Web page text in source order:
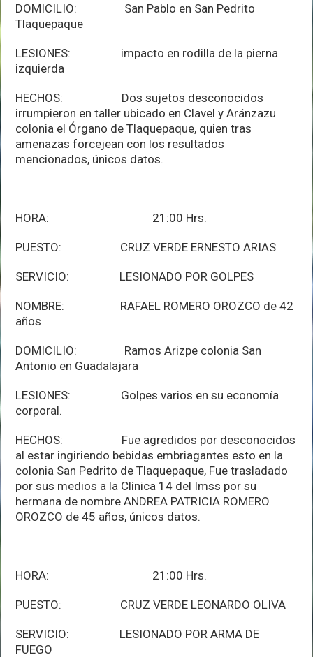
DOMICILIO: San Pablo en San Pedrito
Tlaquepaque
LESIONES: impacto en rodilla de la pierna
izquierda
HECHOS: Dos sujetos desconocidos
irrumpieron en taller ubicado en Clavel y Aránzazu
colonia el Órgano de Tlaquepaque, quien tras
amenazas forcejean con los resultados
mencionados, únicos datos.
HORA: 21:00 Hrs.
PUESTO: CRUZ VERDE ERNESTO ARIAS
SERVICIO: LESIONADO POR GOLPES
NOMBRE: RAFAEL ROMERO OROZCO de 42
años
DOMICILIO: Ramos Arizpe colonia San
Antonio en Guadalajara
LESIONES: Golpes varios en su economía
corporal.
HECHOS: Fue agredidos por desconocidos
al estar ingiriendo bebidas embriagantes esto en la
colonia San Pedrito de Tlaquepaque, Fue trasladado
por sus medios a la Clínica 14 del Imss por su
hermana de nombre ANDREA PATRICIA ROMERO
OROZCO de 45 años, únicos datos.
HORA: 21:00 Hrs.
PUESTO: CRUZ VERDE LEONARDO OLIVA
SERVICIO: LESIONADO POR ARMA DE
FUEGO